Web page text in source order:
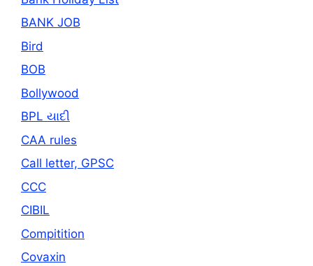
BANK JOB
Bird
BOB
Bollywood
BPL યાદી
CAA rules
Call letter, GPSC
CCC
CIBIL
Compitition
Covaxin